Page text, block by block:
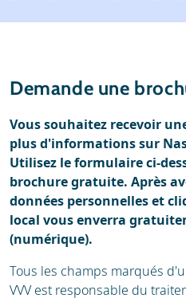
Location
Location de ski
Demande une
Vous souhaitez recevoir
plus d'informations sur
Utilisez le formulaire ci-
brochure gratuite. Après
données personnelles et
local vous enverra
(numérique).
Tous les champs marqués
VVV est responsable du